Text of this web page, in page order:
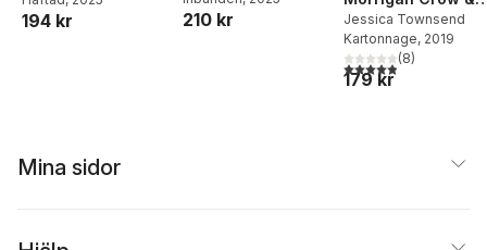
194 kr 210 kr
den hemliga
kraften
Jessica Townsend
Kartonnage, 2019
4,9utav 5 stjärnor.
(8)
179 kr
Mina sidor